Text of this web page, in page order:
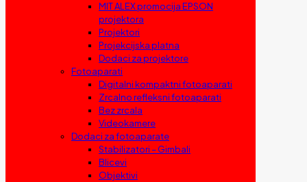
MIT ALEX promocija EPSON
projektora
Projektori
Projekcijska platna
Dodaci za projektore
Fotoaparati
Digitalni kompaktni fotoaparati
Zrcalno refleksni fotoaparati
Bez zrcala
Videokamere
Dodaci za fotoaparate
Stabilizatori – Gimbali
Blicevi
Objektivi